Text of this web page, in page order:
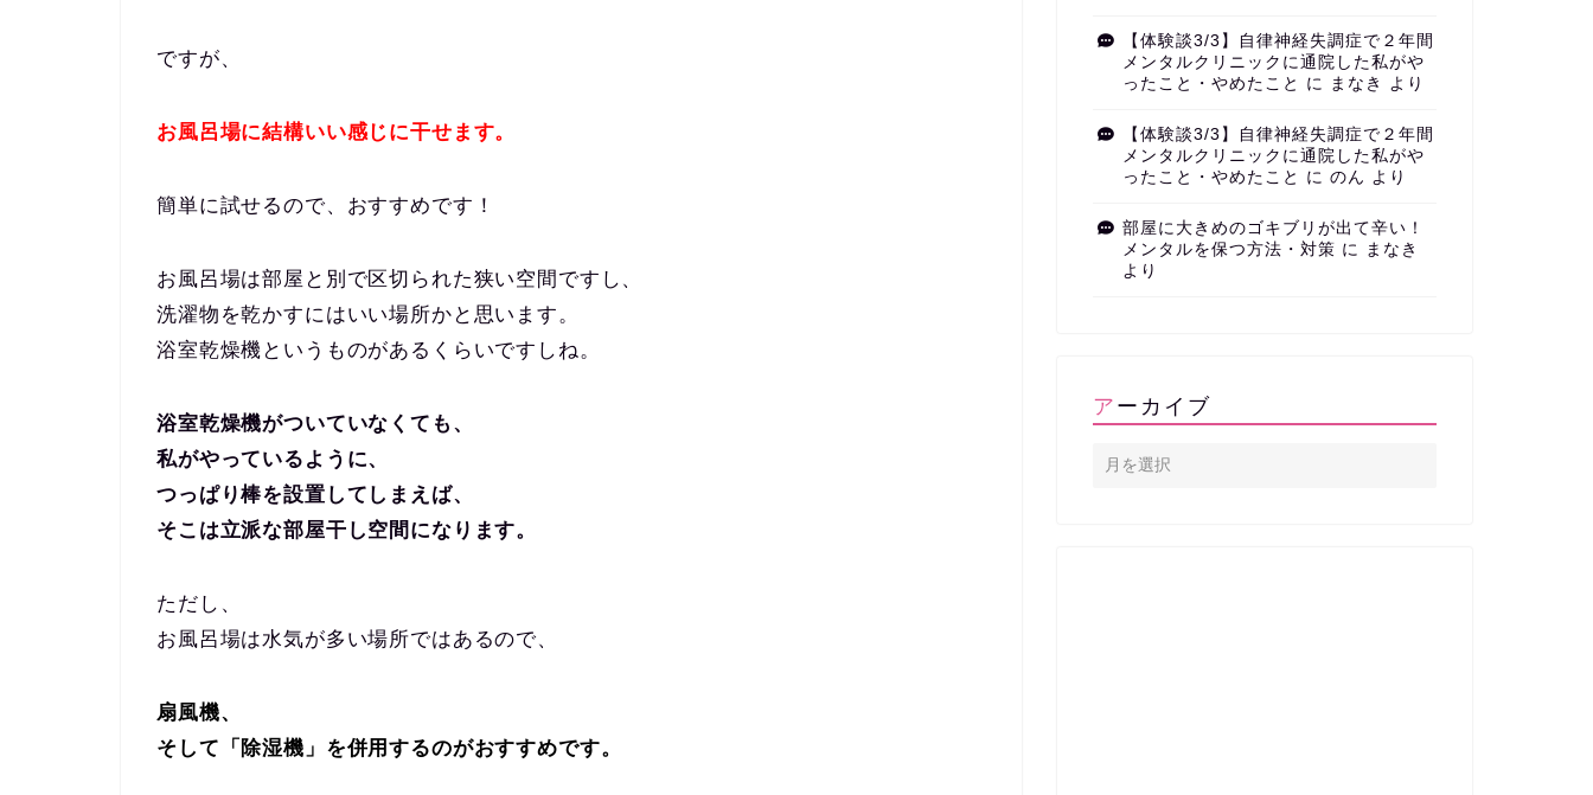
ですが、
お風呂場に結構いい感じに干せます。
簡単に試せるので、おすすめです！
お風呂場は部屋と別で区切られた狭い空間ですし、
洗濯物を乾かすにはいい場所かと思います。
浴室乾燥機というものがあるくらいですしね。
浴室乾燥機がついていなくても、
私がやっているように、
つっぱり棒を設置してしまえば、
そこは立派な部屋干し空間になります。
ただし、
お風呂場は水気が多い場所ではあるので、
扇風機、
そして「除湿機」を併用するのがおすすめです。
【体験談3/3】自律神経失調症で２年間
メンタルクリニックに通院した私がや
ったこと・やめたこと
に まなき より
【体験談3/3】自律神経失調症で２年間
メンタルクリニックに通院した私がや
ったこと・やめたこと
に のん より
部屋に大きめのゴキブリが出て辛い！
メンタルを保つ方法・対策 に まなき
より
アーカイブ